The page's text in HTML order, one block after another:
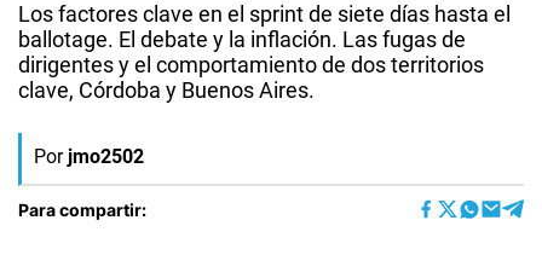
Los factores clave en el sprint de siete días hasta el
ballotage. El debate y la inflación. Las fugas de
dirigentes y el comportamiento de dos territorios
clave, Córdoba y Buenos Aires.
Por jmo2502
Para compartir: